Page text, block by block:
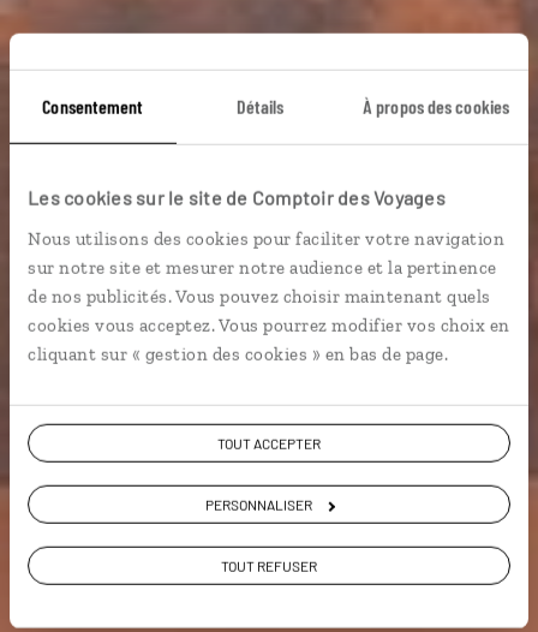
Consentement Détails À propos des cookies
Les cookies sur le site de Comptoir des Voyages
Nous utilisons des cookies pour faciliter votre navigation
sur notre site et mesurer notre audience et la pertinence
de nos publicités. Vous pouvez choisir maintenant quels
cookies vous acceptez. Vous pourrez modifier vos choix en
cliquant sur « gestion des cookies » en bas de page.
TOUT ACCEPTER
PERSONNALISER
TOUT REFUSER
Guide de voyage
Arabie Saoudite